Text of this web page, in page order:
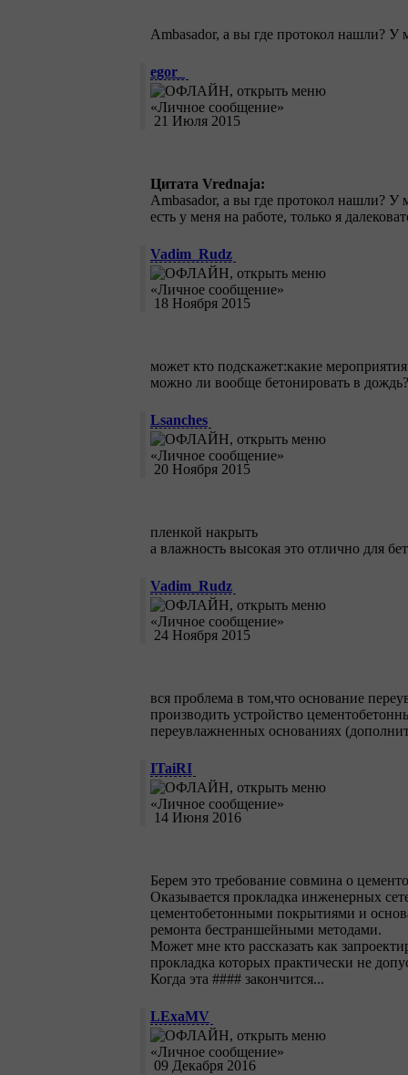
Ambasador, а вы где протокол нашли?
egor_
21 Июля 2015
Цитата Vrednaja:
Ambasador, а вы где протокол нашли?
есть у меня на работе, только я
Vadim_Rudz
18 Ноября 2015
может кто подскажет:какие
можно ли вообще бетонировать в дождь?
Lsanches
20 Ноября 2015
пленкой накрыть
а влажность высокая это отлично для
Vadim_Rudz
24 Ноября 2015
вся проблема в том,что основание
производить устройство
переувлажненных основаниях
ITaiRI
14 Июня 2016
Берем это требование совмина о
Оказывается прокладка инженерных
цементобетонными покрытиями и
ремонта бестраншейными методами.
Может мне кто рассказать как
прокладка которых практически не
Когда эта #### закончится...
LExaMV
09 Декабря 2016